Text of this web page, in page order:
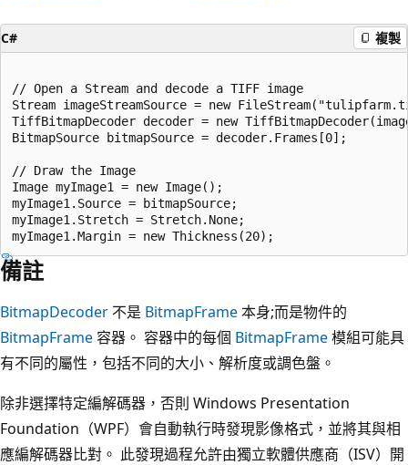
C# 複製
// Open a Stream and decode a TIFF image
Stream imageStreamSource = new
TiffBitmapDecoder decoder = new
BitmapSource bitmapSource = decoder.Frames[0];
// Draw the Image
Image myImage1 = new Image();
myImage1.Source = bitmapSource;
myImage1.Stretch = Stretch.None;
備註
BitmapDecoder 不是 BitmapFrame本身;而是物件的
BitmapFrame 容器。 容器中的每個 BitmapFrame模組可能具
有不同的屬性，包括不同的大小、解析度或調色盤。
除非選擇特定編解碼器，否則 Windows Presentation
Foundation（WPF）會自動執行時發現影像格式，並將其與相
應編解碼器比對。 此發現過程允許由獨立軟體供應商（ISV）開